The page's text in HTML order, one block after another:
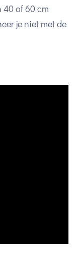
40 of 60 cm
je niet met de